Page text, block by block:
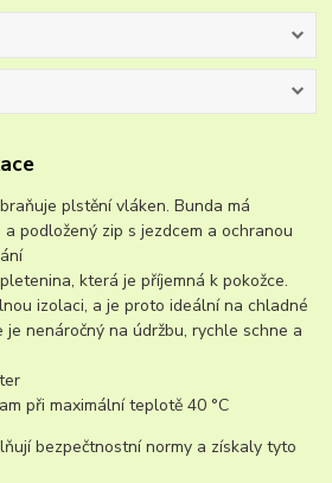
plstění vláken. Bunda má
podložený zip s jezdcem a ochranou
která je příjemná k pokožce.
izolaci, a je proto ideální na chladné
nenáročný na údržbu, rychle schne a
při maximální teplotě 40 °C
bezpečtnostní normy a získaly tyto